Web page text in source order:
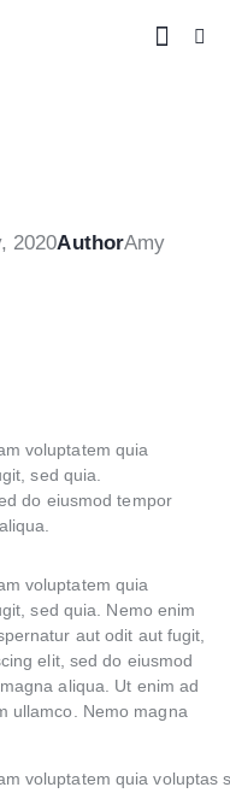
2020AuthorAmy
voluptatem quia
sed quia.
do eiusmod tempor
voluptatem quia
sed quia. Nemo enim
aut odit aut fugit,
elit, sed do eiusmod
aliqua. Ut enim ad
ullamco. Nemo magna
voluptatem quia